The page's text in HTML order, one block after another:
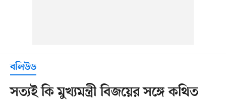
বলিউড
সত্যই কি মুখ্যমন্ত্রী বিজয়ের সঙ্গে কথিত